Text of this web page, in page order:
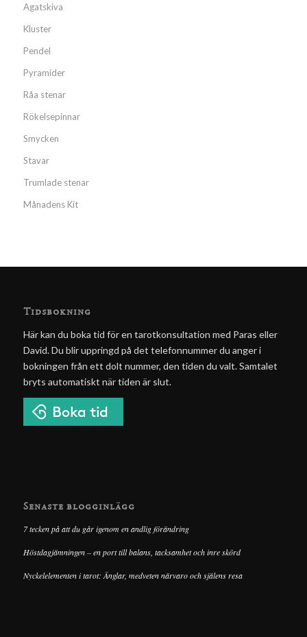
Agatskiva
Kluster
Pendel
Pyramider
Råa stenar
Rökelsepinnar
Smycken
Stavar
Trumlade stenar
Månadens Kit
Tidsbokning
Här kan du boka tid för en tarotkonsultation med Paras eller
David. Du blir uppringd på det telefonnummer du anger i
bokningen från ett dolt nummer, den tiden du valt. Samtalet
bryts automatiskt när tiden är slut.
Senaste blogginlägg
7 tecken på att du går igenom en andlig förändring
Höstdagjämningen – en port till balans, tacksamhet och inre skörd
Nyckelelementen i tarot: Änglar, medveten närvaro och själens resa